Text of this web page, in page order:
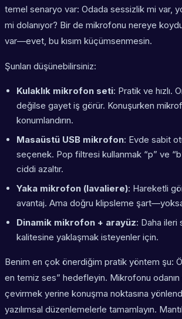
temel senaryo var: Odada sessizlik mi var,
mi dolanıyor? Bir de mikrofonu nereye
var—evet, bu kısım küçümsenmesin.
Şunları düşünebilirsiniz:
Kulaklık mikrofon seti: Pratik ve hızlı.
değilse gayet iş görür. Konuşurken
konumlandırın.
Masaüstü USB mikrofon: Evde sabit
seçenek. Pop filtresi kullanmak “p” ve
ciddi azaltır.
Yaka mikrofon (lavaliere): Hareketli
avantaj. Ama doğru klipsleme
Dinamik mikrofon + arayüz: Daha ileri
kalitesine yaklaşmak isteyenler için.
Benim en çok önerdiğim pratik yöntem şu:
en temiz ses” hedefleyin. Mikrofonu odanın
çevirmek yerine konuşma noktasına
yazılımsal düzenlemelerle tamamlayın.